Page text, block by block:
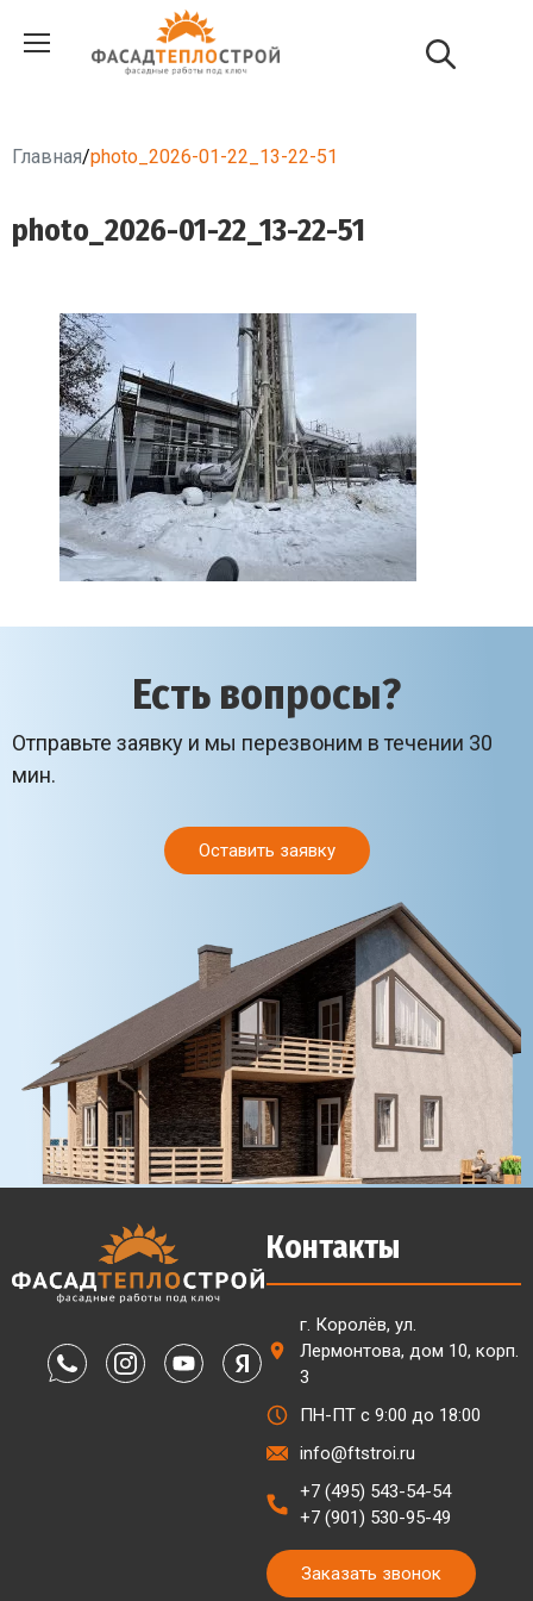
Главная/photo_2026-01-22_13-22-51
photo_2026-01-22_13-22-51
Есть вопросы?
Отправьте заявку и мы перезвоним в течении 30
мин.
Оставить заявку
Контакты
г. Королёв, ул.
Лермонтова, дом 10, корп.
3
ПН-ПТ с 9:00 до 18:00
info@ftstroi.ru
+7 (495) 543-54-54
+7 (901) 530-95-49
Заказать звонок